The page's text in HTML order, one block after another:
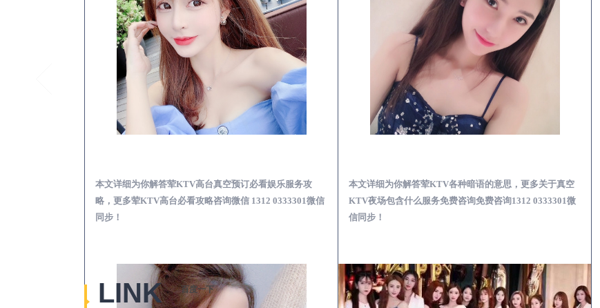
本文详细为你解答荤KTV高台真空预订必看娱乐服务攻
略，更多荤KTV高台必看攻略咨询微信 1312 0333301微信
同步！
本文详细为你解答荤KTV各种暗语的意思，更多关于真空
KTV夜场包含什么服务免费咨询免费咨询1312 0333301微
信同步！
LINK 百度一下